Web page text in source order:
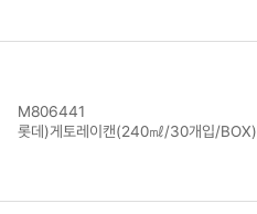
M806441
롯데)게토레이캔(240㎖/30개입/BOX)